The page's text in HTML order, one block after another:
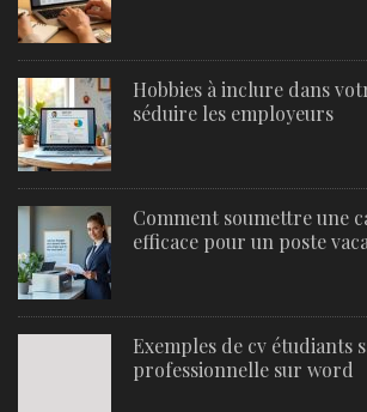
Hobbies à inclure dans
séduire les employeurs
Comment soumettre une
efficace pour un poste
Exemples de cv étudiants
professionnelle sur word